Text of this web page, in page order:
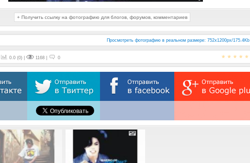
+ Получить ссылку на фотографию для блогов, форумов, комментариев
Просмотреть фотографию в реальном размере: 752x1200px/175.4Kb
0.0 (0) | 1168 | 0